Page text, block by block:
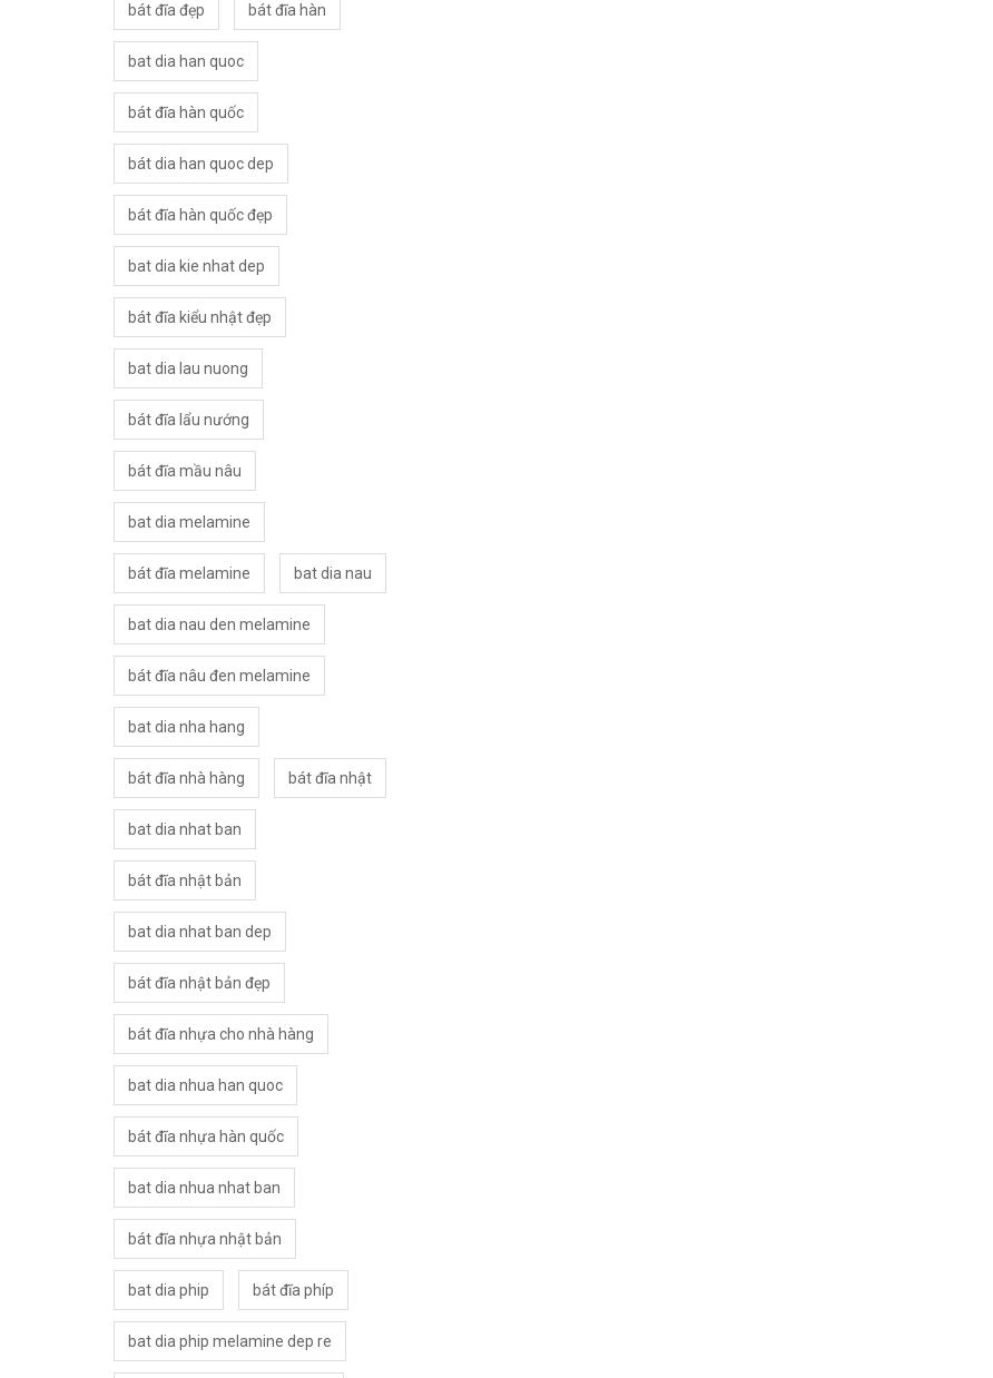
bát đĩa đẹp bát đĩa hàn
bat dia han quoc
bát đĩa hàn quốc
bát dia han quoc dep
bát đĩa hàn quốc đẹp
bat dia kie nhat dep
bát đĩa kiểu nhật đẹp
bat dia lau nuong
bát đĩa lẩu nướng
bát đĩa mầu nâu
bat dia melamine
bát đĩa melamine bat dia nau
bat dia nau den melamine
bát đĩa nâu đen melamine
bat dia nha hang
bát đĩa nhà hàng bát đĩa nhật
bat dia nhat ban
bát đĩa nhật bản
bat dia nhat ban dep
bát đĩa nhật bản đẹp
bát đĩa nhựa cho nhà hàng
bat dia nhua han quoc
bát đĩa nhựa hàn quốc
bat dia nhua nhat ban
bát đĩa nhựa nhật bản
bat dia phip bát đĩa phíp
bat dia phip melamine dep re